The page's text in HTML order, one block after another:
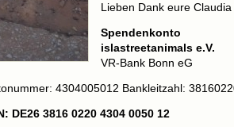
Lieben Dank eure Claudia
Spendenkonto
islastreetanimals e.V.
VR-Bank Bonn eG
4304005012 Bankleitzahl:
DE26 3816 0220 4304 0050 12